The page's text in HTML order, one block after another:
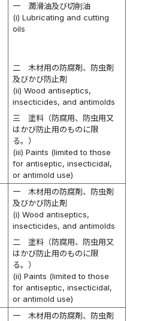
一 潤滑油及び切削油
(i) Lubricating and cutting
oils
二 木材用の防腐剤、防虫剤
及びかび防止剤
(ii) Wood antiseptics,
insecticides, and antimolds
三 塗料（防腐用、防虫用又
はかび防止用のものに限
る。）
(iii) Paints (limited to those
for antiseptic, insecticidal,
or antimold use)
一 木材用の防腐剤、防虫剤
及びかび防止剤
(i) Wood antiseptics,
insecticides, and antimolds
二 塗料（防腐用、防虫用又
はかび防止用のものに限
る。）
(ii) Paints (limited to those
for antiseptic, insecticidal,
or antimold use)
一 木材用の防腐剤、防虫剤